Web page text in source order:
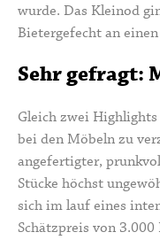
wurde. Das Kleinod
Bietergefecht an
Sehr gefragt:
Gleich zwei
bei den Möbeln zu
angefertigter,
Stücke höchst
sich im lauf eines
Schätzpreis von